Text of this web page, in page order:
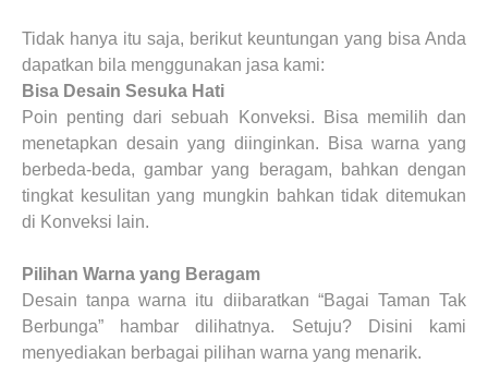
Tidak hanya itu saja, berikut keuntungan yang bisa Anda
dapatkan bila menggunakan jasa kami:
Bisa Desain Sesuka Hati
Poin penting dari sebuah Konveksi. Bisa memilih dan
menetapkan desain yang diinginkan. Bisa warna yang
berbeda-beda, gambar yang beragam, bahkan dengan
tingkat kesulitan yang mungkin bahkan tidak ditemukan
di Konveksi lain.
Pilihan Warna yang Beragam
Desain tanpa warna itu diibaratkan “Bagai Taman Tak
Berbunga” hambar dilihatnya. Setuju? Disini kami
menyediakan berbagai pilihan warna yang menarik.